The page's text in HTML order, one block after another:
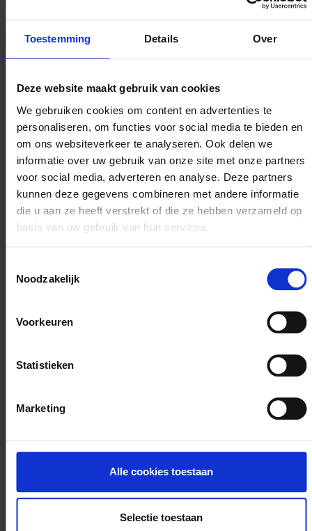
Toestemming Details Over
Deze website maakt gebruik van cookies
We gebruiken cookies om content en advertenties te
personaliseren, om functies voor social media te bieden en
om ons websiteverkeer te analyseren. Ook delen we
informatie over uw gebruik van onze site met onze partners
voor social media, adverteren en analyse. Deze partners
kunnen deze gegevens combineren met andere informatie
die u aan ze heeft verstrekt of die ze hebben verzameld op
basis van uw gebruik van hun services.
Noodzakelijk
Voorkeuren
Statistieken
Marketing
Alle cookies toestaan
Selectie toestaan
Wanneer het over uw verzekeringen gaat, is het
rekening houdt met uw situatie en u begrijpt. Voor alle
vragen over uw verzekeringen is uw P&V-adviseur uw
bevoorrechte gesprekspartner. Hij stelt zijn
beroepservaring volledig tot uw beschikking.
Vind mijn P&V-adviseur
Een verzekeringsmaatschappij als geen
ander...
solidariteit, samenwerking en nabijheid hoog in het
verzekeraars is P&V Verzekeringen, als coöperatieve
vennootschap, een onderneming van de sociale